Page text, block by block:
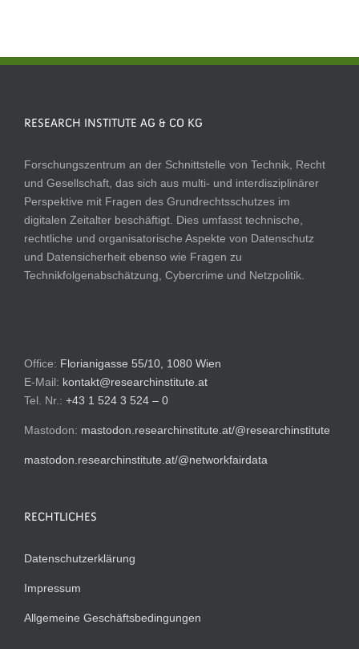
RESEARCH INSTITUTE AG & CO KG
Forschungszentrum an der Schnittstelle von Technik, Recht
und Gesellschaft, das sich aus multi- und interdisziplinärer
Perspektive mit Fragen des Grundrechtsschutzes im
digitalen Zeitalter beschäftigt. Dies umfasst technische,
rechtliche und organisatorische Aspekte von Datenschutz
und Datensicherheit ebenso wie Fragen zu
Technikfolgenabschätzung, Cybercrime und Netzpolitik.
Office: Florianigasse 55/10, 1080 Wien
E-Mail: kontakt@researchinstitute.at
Tel. Nr.: +43 1 524 3 524 – 0
Mastodon: mastodon.researchinstitute.at/@researchinstitute
mastodon.researchinstitute.at/@networkfairdata
RECHTLICHES
Datenschutzerklärung
Impressum
Allgemeine Geschäftsbedingungen